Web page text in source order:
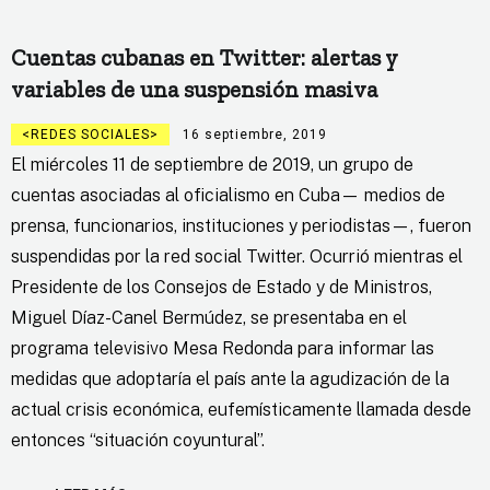
Cuentas cubanas en Twitter: alertas y
variables de una suspensión masiva
REDES SOCIALES 16 septiembre, 2019
El miércoles 11 de septiembre de 2019, un grupo de
cuentas asociadas al oficialismo en Cuba— medios de
prensa, funcionarios, instituciones y periodistas—, fueron
suspendidas por la red social Twitter. Ocurrió mientras el
Presidente de los Consejos de Estado y de Ministros,
Miguel Díaz-Canel Bermúdez, se presentaba en el
programa televisivo Mesa Redonda para informar las
medidas que adoptaría el país ante la agudización de la
actual crisis económica, eufemísticamente llamada desde
entonces “situación coyuntural”.